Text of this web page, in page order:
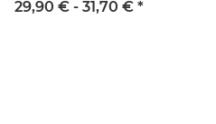
29,90 € - 31,70 € *